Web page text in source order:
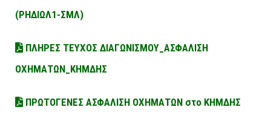
(ΡΗΔΙΩΛ1-ΣΜΛ)
ΠΛΗΡΕΣ ΤΕΥΧΟΣ ΔΙΑΓΩΝΙΣΜΟΥ_ΑΣΦΑΛΙΣΗ
ΟΧΗΜΑΤΩΝ_ΚΗΜΔΗΣ
ΠΡΩΤΟΓΕΝΕΣ ΑΣΦΑΛΙΣΗ ΟΧΗΜΑΤΩΝ στο ΚΗΜΔΗΣ